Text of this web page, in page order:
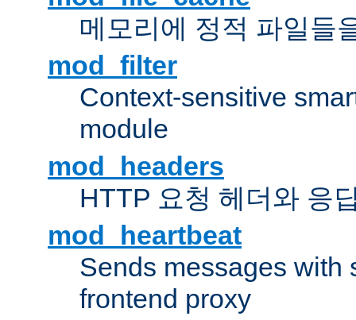
메모리에 정적 파일들
mod_filter
Context-sensitive
module
mod_headers
HTTP 요청 헤더와 응
mod_heartbeat
Sends messages with
frontend proxy